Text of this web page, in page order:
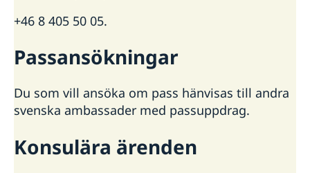
+46 8 405 50 05.
Passansökningar
Du som vill ansöka om pass hänvisas till andra
svenska ambassader med passuppdrag.
Konsulära ärenden